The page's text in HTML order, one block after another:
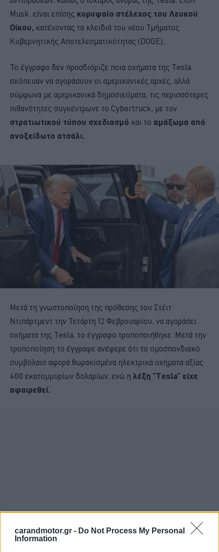
carandmotor.gr - Do Not Process My Personal
Information
Musk, είναι επίσης κορυφαίο στέλεχος του Λευκού
Οίκου, κατέχοντας τα κλειδιά του νέου Τμήματος
Κυβερνητικής Αποτελεσματικότητας (DOGE),
Το έγγραφο δεν προσδιόριζε ποια οχήματα της Tesla
σκόπευαν να αγοράσουν οι αμερικανικές αρχές, αλλά
σύμφωνα με αμερικανικά δημοσιεύματα, τις περισσότερες
πιθανότητες συγκέντρωνε το Cybertruck, με τον
στρατιωτικού τύπου σχεδιασμό και το αμάξωμα από
ανοξείδωτο ατσάλι.
Μετά τη γνωστοποίηση της πρόθεσης του Στέιτ
Ντιπάρτμεντ την Τετάρτη 12 Φεβρουαρίου, να αγοράσει
οχήματα της Tesla, το έγγραφο τροποποιήθηκε. Μετά την
τροποποίηση το έγγραφε ανέφερε ότι το ομοσπονδιακό
συμβόλαιο αφορά θωρακισμένα ηλεκτρικά οχήματα αξίας
400 εκατομμυρίων δολαρίων, ενώ η λέξη “Tesla” είχε
αφαιρεθεί.